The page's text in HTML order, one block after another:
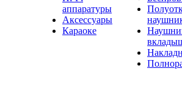
аппаратуры
Аксессуары
Караоке